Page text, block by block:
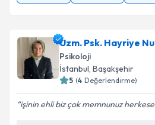
Uzm. Psk. Hayriye
Psikoloji
İstanbul, Başakşehir
5 (4 Değerlendirme)
işinin ehli biz çok memnunuz